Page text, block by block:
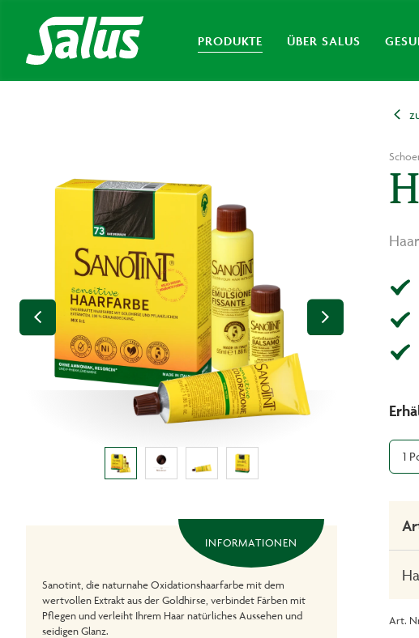
PRODUKTE ÜBER SALUS
INFORMATIONEN
Sanotint, die naturnahe Oxidationshaarfarbe mit dem
wertvollen Extrakt aus der Goldhirse, verbindet Färben mit
Pflegen und verleiht Ihrem Haar natürliches Aussehen und
seidigen Glanz.
1
Art.